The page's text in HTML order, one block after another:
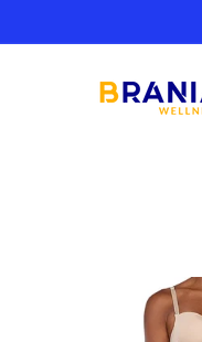
al contenido